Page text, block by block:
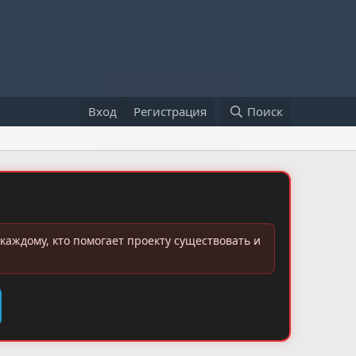
Вход Регистрация Поиск
кто помогает проекту существовать и